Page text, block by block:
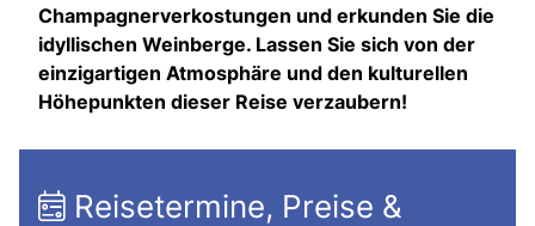
Champagnerverkostungen und erkunden Sie die
idyllischen Weinberge. Lassen Sie sich von der
einzigartigen Atmosphäre und den kulturellen
Höhepunkten dieser Reise verzaubern!
Reisetermine, Preise &